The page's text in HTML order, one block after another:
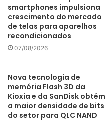
smartphones impulsiona
crescimento do mercado
de telas para aparelhos
recondicionados
07/08/2026
Nova tecnologia de
memória Flash 3D da
Kioxia e da SanDisk obtém
a maior densidade de bits
do setor para QLC NAND